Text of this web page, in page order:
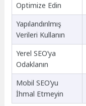
Optimize Edin
Yapılandırılmış
Verileri Kullanın
Yerel SEO’ya
Odaklanın
Mobil SEO’yu
İhmal Etmeyin